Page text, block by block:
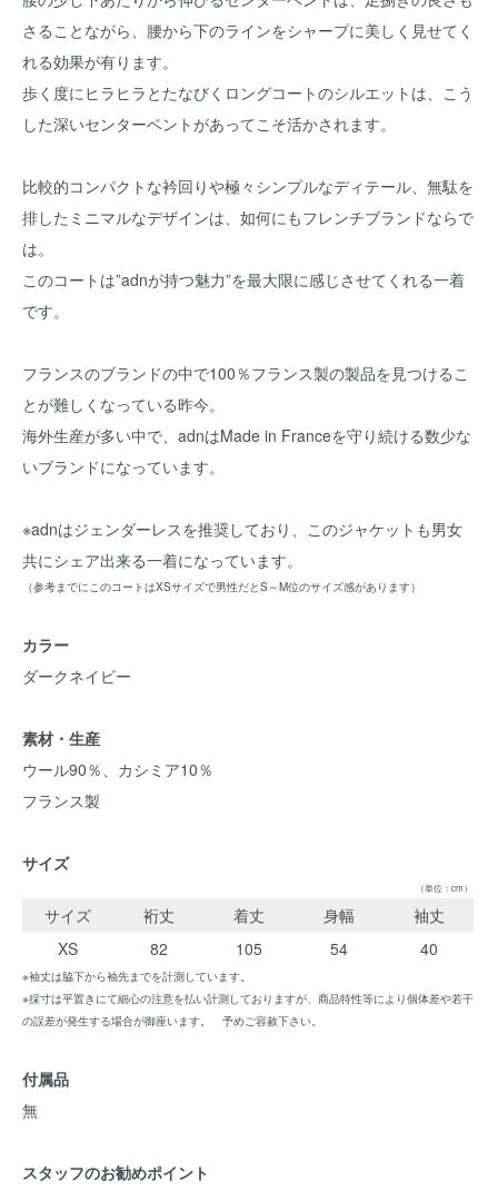
さることながら、腰から下のラインをシャープに美しく見せてく
れる効果が有ります。
歩く度にヒラヒラとたなびくロングコートのシルエットは、こう
した深いセンターベントがあってこそ活かされます。
比較的コンパクトな衿回りや極々シンプルなディテール、無駄を
排したミニマルなデザインは、如何にもフレンチブランドならで
は。
このコートは”adnが持つ魅力”を最大限に感じさせてくれる一着
です。
フランスのブランドの中で100％フランス製の製品を見つけるこ
とが難しくなっている昨今。
海外生産が多い中で、adnはMade in Franceを守り続ける数少な
いブランドになっています。
※adnはジェンダーレスを推奨しており、このジャケットも男女
共にシェア出来る一着になっています。
（参考までにこのコートはXSサイズで男性だとS～M位のサイズ感があります）
カラー
ダークネイビー
素材・生産
ウール90％、カシミア10％
フランス製
サイズ
（単位：cm）
サイズ 裄丈 着丈 身幅
袖丈
XS
82 105 54 40
※袖丈は脇下から袖先までを計測しています。
※採寸は平置きにて細心の注意を払い計測しておりますが、商品特性等により個体差や若干
の誤差が発生する場合が御座います。 予めご容赦下さい。
付属品
無
スタッフのお勧めポイント